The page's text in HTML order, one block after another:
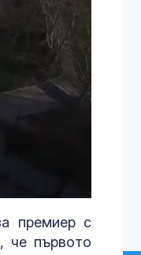
премиер с
че първото